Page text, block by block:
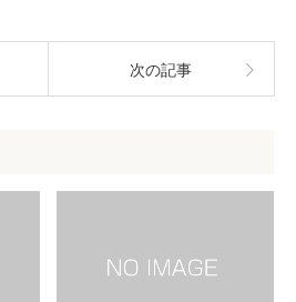
次の記事